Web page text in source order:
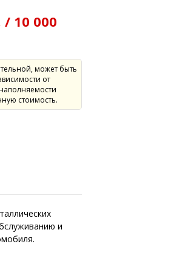
/ 10 000
может быть
от
стоимость.
и